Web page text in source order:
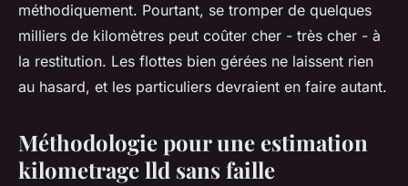
méthodiquement. Pourtant, se tromper de quelques
milliers de kilomètres peut coûter cher - très cher - à
la restitution. Les flottes bien gérées ne laissent rien
au hasard, et les particuliers devraient en faire autant.
Méthodologie pour une estimation
kilometrage lld sans faille